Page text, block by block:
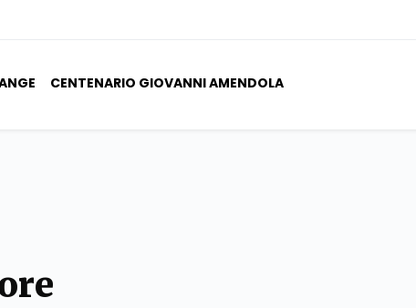
CENTENARIO GIOVANNI AMENDOLA